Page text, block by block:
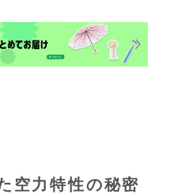
空力特性の秘密